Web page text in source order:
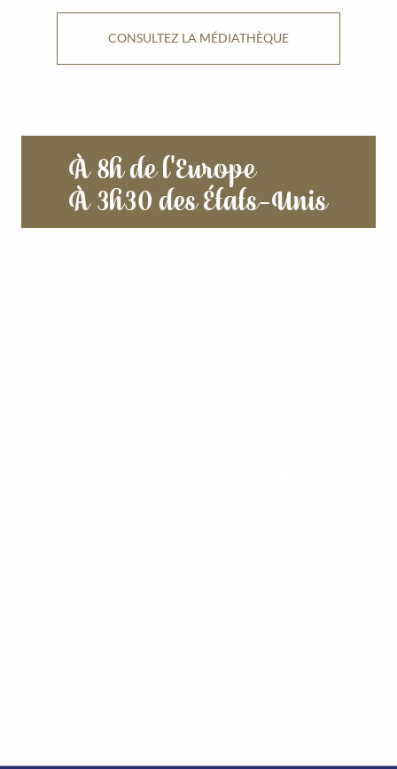
CONSULTEZ LA MÉDIATHÈQUE
À 8h de l'Europe
À 3h30 des États-Unis